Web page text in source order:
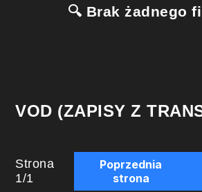
🔍 Brak żadnego
VOD (ZAPISY Z
Strona
1/1
Poprzednia
strona